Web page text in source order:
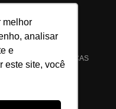
melhor
analisar
e
este site, você
E GESTÃO DE MARCAS